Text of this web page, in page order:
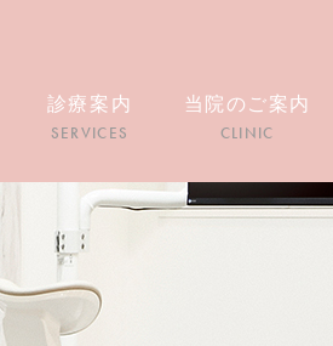
診療案内
SERVICES
当院のご案内
CLINIC